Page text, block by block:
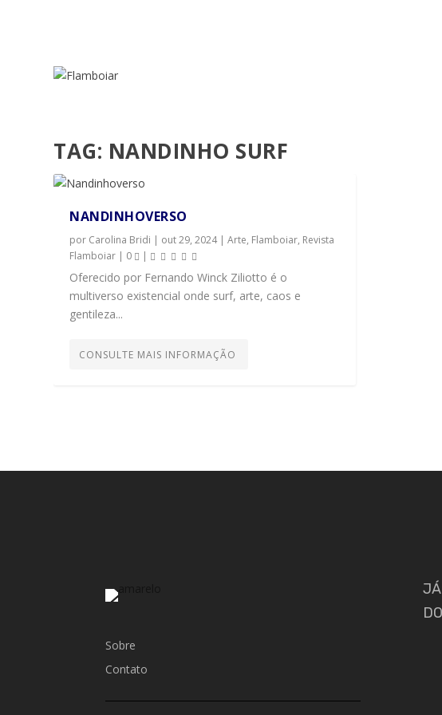
TAG: NANDINHO SURF
NANDINHOVERSO
por Carolina Bridi | out 29, 2024|Arte, Flamboiar, Revista
Flamboiar | 0 |
Oferecido por Fernando Winck Ziliotto é o
multiverso existencial onde surf, arte, caos e
gentileza...
CONSULTE MAIS INFORMAÇÃO
Sobre
Contato
JÁ